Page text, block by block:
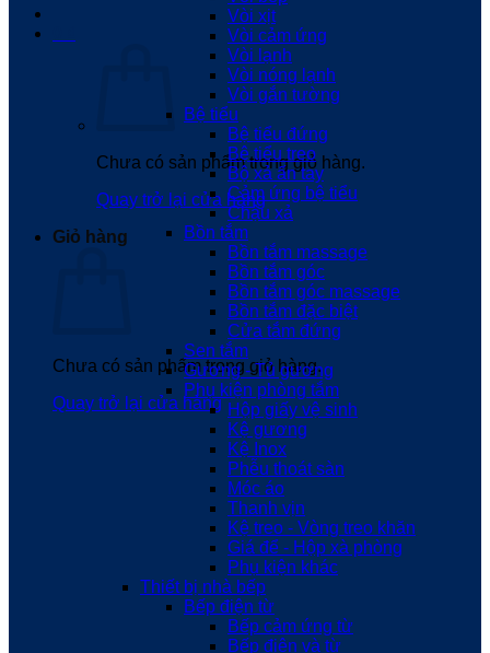
Chưa có sản phẩm trong giỏ hàng.
Quay trở lại cửa hàng
Giỏ hàng
Chưa có sản phẩm trong giỏ hàng.
Quay trở lại cửa hàng
Vòi xịt
Vòi cảm ứng
Vòi lạnh
Vòi nóng lạnh
Vòi gắn tường
Bệ tiểu
Bệ tiểu đứng
Bệ tiểu treo
Bộ xả ấn tay
Cảm ứng bệ tiểu
Chậu xả
Bồn tắm
Bồn tắm massage
Bồn tắm góc
Bồn tắm góc massage
Bồn tắm đặc biệt
Cửa tắm đứng
Sen tắm
Gương - Tủ gương
Phụ kiện phòng tắm
Hộp giấy vệ sinh
Kệ gương
Kệ Inox
Phễu thoát sàn
Móc áo
Thanh vịn
Kệ treo - Vòng treo khăn
Giá để - Hộp xà phòng
Phụ kiện khác
Thiết bị nhà bếp
Bếp điện từ
Bếp cảm ứng từ
Bếp điện và từ